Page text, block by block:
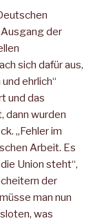
der
sich dafür aus,
ehrlich“
und das
dann wurden
„Fehler im
Arbeit. Es
Union steht“,
der
man nun
was